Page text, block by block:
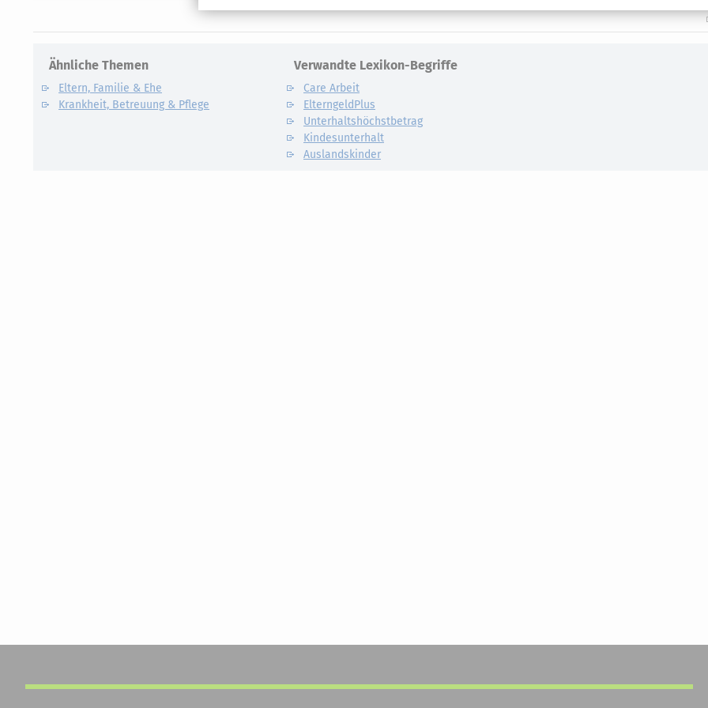
Ähnliche Themen
Eltern, Familie & Ehe
Krankheit, Betreuung & Pflege
Verwandte Lexikon-Begriffe
Care Arbeit
ElterngeldPlus
Unterhaltshöchstbetrag
Kindesunterhalt
Auslandskinder